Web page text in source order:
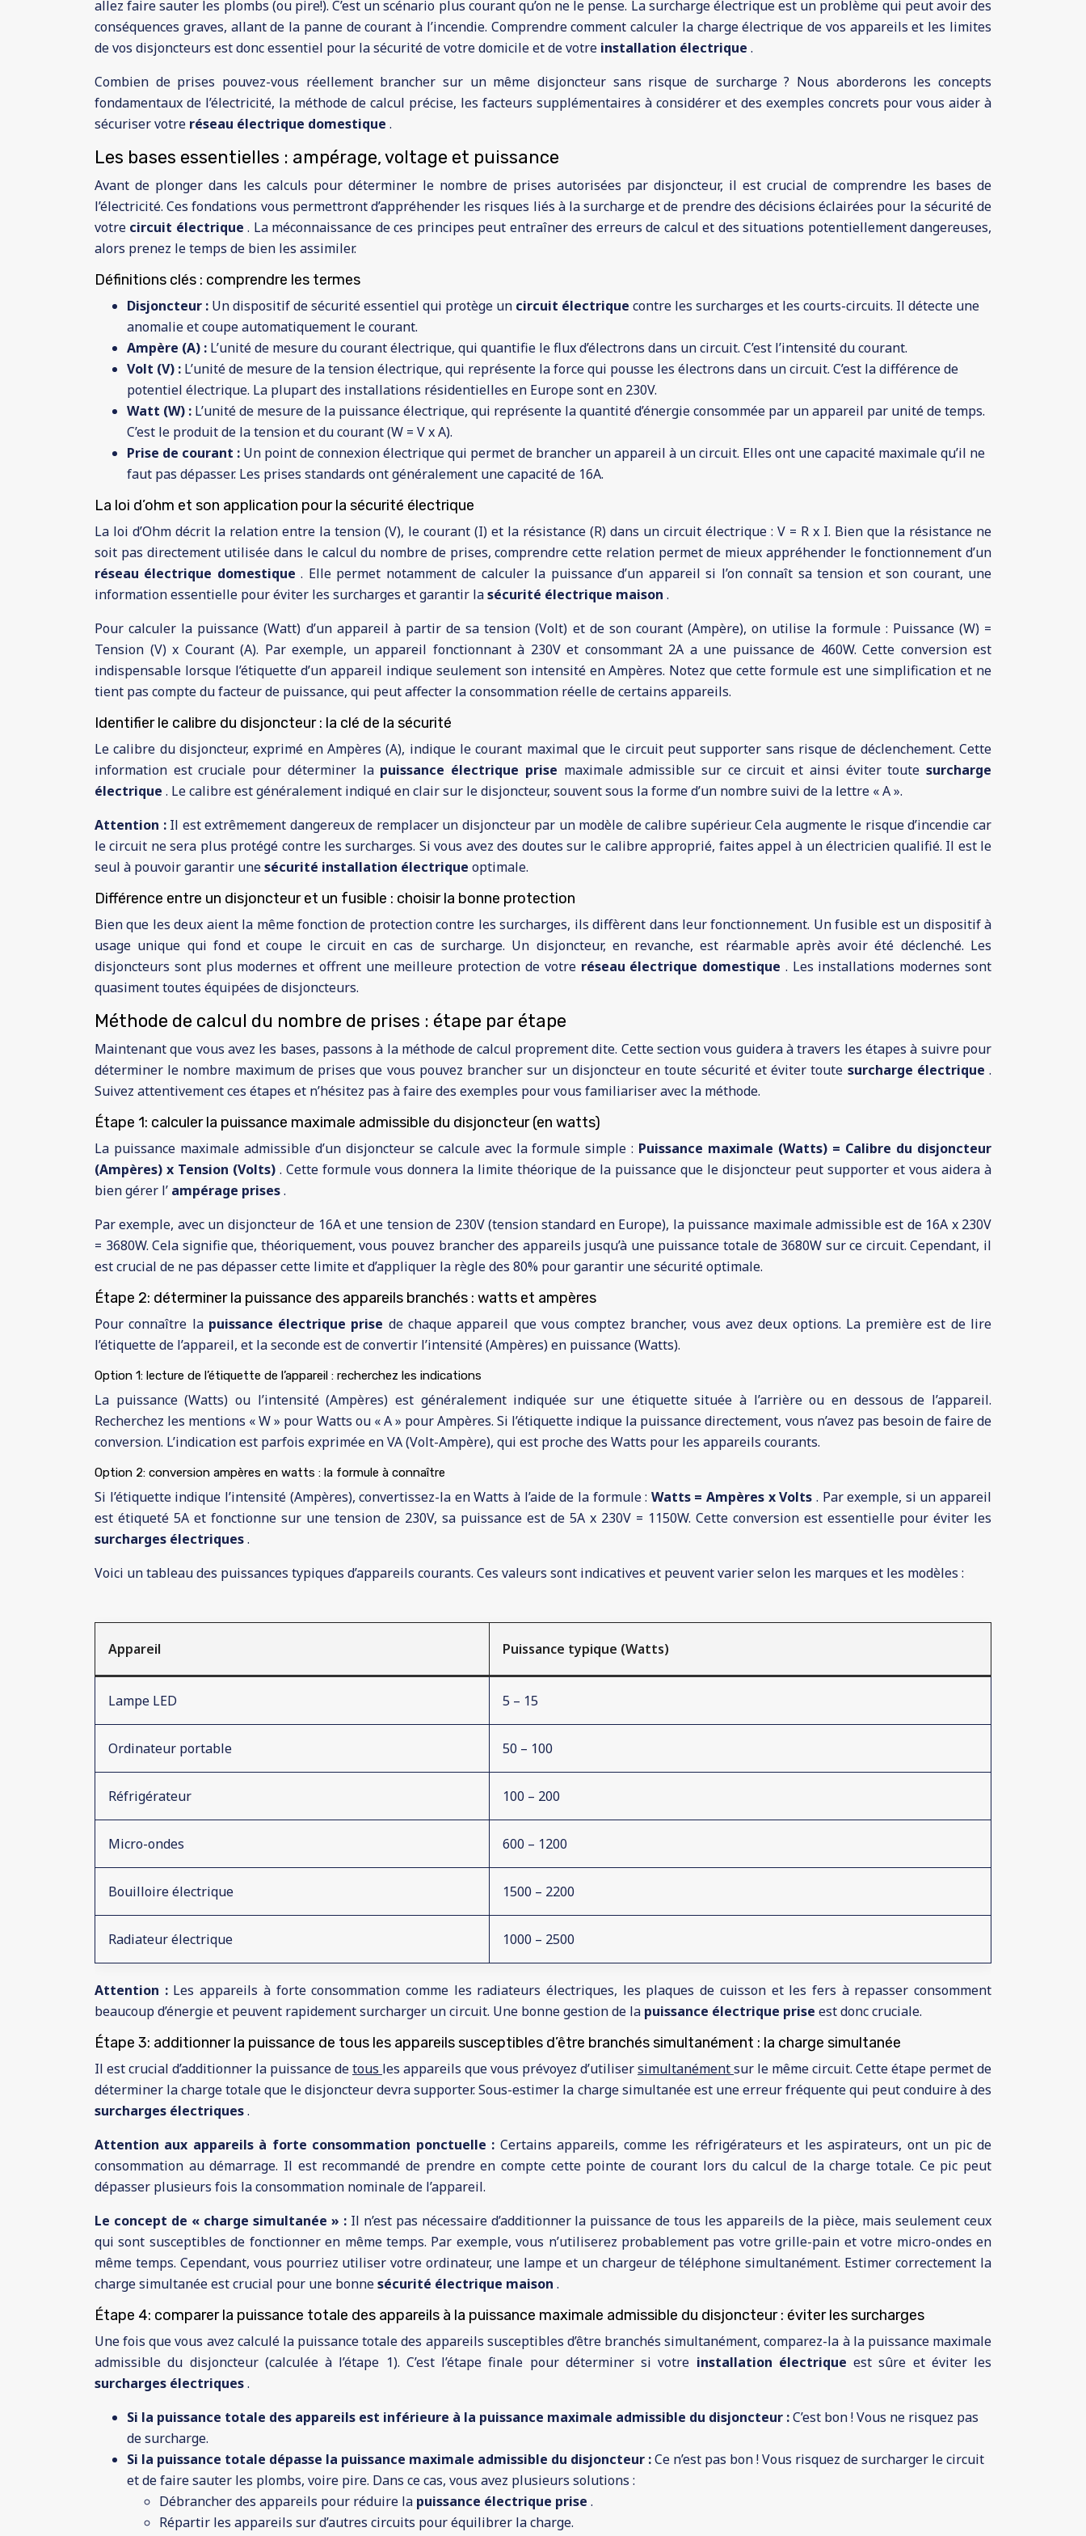
allez faire sauter les plombs (ou pire!). C’est un scénario plus courant qu’on ne le pense. La surcharge électrique est un problème qui peut avoir des
conséquences graves, allant de la panne de courant à l’incendie. Comprendre comment calculer la charge électrique de vos appareils et les limites
de vos disjoncteurs est donc essentiel pour la sécurité de votre domicile et de votre installation électrique .
Combien de prises pouvez-vous réellement brancher sur un même disjoncteur sans risque de surcharge ? Nous aborderons les concepts
fondamentaux de l’électricité, la méthode de calcul précise, les facteurs supplémentaires à considérer et des exemples concrets pour vous aider à
sécuriser votre réseau électrique domestique .
Les bases essentielles : ampérage, voltage et puissance
Avant de plonger dans les calculs pour déterminer le nombre de prises autorisées par disjoncteur, il est crucial de comprendre les bases de
l’électricité. Ces fondations vous permettront d’appréhender les risques liés à la surcharge et de prendre des décisions éclairées pour la sécurité de
votre circuit électrique. La méconnaissance de ces principes peut entraîner des erreurs de calcul et des situations potentiellement dangereuses,
alors prenez le temps de bien les assimiler.
Définitions clés : comprendre les termes
Disjoncteur : Un dispositif de sécurité essentiel qui protège un circuit électrique contre les surcharges et les courts-circuits. Il détecte une
anomalie et coupe automatiquement le courant.
Ampère (A) : L’unité de mesure du courant électrique, qui quantifie le flux d’électrons dans un circuit. C’est l’intensité du courant.
Volt (V) : L’unité de mesure de la tension électrique, qui représente la force qui pousse les électrons dans un circuit. C’est la différence de
potentiel électrique. La plupart des installations résidentielles en Europe sont en 230V.
Watt (W) : L’unité de mesure de la puissance électrique, qui représente la quantité d’énergie consommée par un appareil par unité de temps.
C’est le produit de la tension et du courant (W = V x A).
Prise de courant : Un point de connexion électrique qui permet de brancher un appareil à un circuit. Elles ont une capacité maximale qu’il ne
faut pas dépasser. Les prises standards ont généralement une capacité de 16A.
La loi d’ohm et son application pour la sécurité électrique
La loi d’Ohm décrit la relation entre la tension (V), le courant (I) et la résistance (R) dans un circuit électrique : V = R x I. Bien que la résistance ne
soit pas directement utilisée dans le calcul du nombre de prises, comprendre cette relation permet de mieux appréhender le fonctionnement d’un
réseau électrique domestique. Elle permet notamment de calculer la puissance d’un appareil si l’on connaît sa tension et son courant, une
information essentielle pour éviter les surcharges et garantir lasécurité électrique maison .
Pour calculer la puissance (Watt) d’un appareil à partir de sa tension (Volt) et de son courant (Ampère), on utilise la formule : Puissance (W) =
Tension (V) x Courant (A). Par exemple, un appareil fonctionnant à 230V et consommant 2A a une puissance de 460W. Cette conversion est
indispensable lorsque l’étiquette d’un appareil indique seulement son intensité en Ampères. Notez que cette formule est une simplification et ne
tient pas compte du facteur de puissance, qui peut affecter la consommation réelle de certains appareils.
Identifier le calibre du disjoncteur : la clé de la sécurité
Le calibre du disjoncteur, exprimé en Ampères (A), indique le courant maximal que le circuit peut supporter sans risque de déclenchement. Cette
information est cruciale pour déterminer la puissance électrique prise maximale admissible sur ce circuit et ainsi éviter toutesurcharge
électrique . Le calibre est généralement indiqué en clair sur le disjoncteur, souvent sous la forme d’un nombre suivi de la lettre « A ».
Attention : Il est extrêmement dangereux de remplacer un disjoncteur par un modèle de calibre supérieur. Cela augmente le risque d’incendie car
le circuit ne sera plus protégé contre les surcharges. Si vous avez des doutes sur le calibre approprié, faites appel à un électricien qualifié. Il est le
seul à pouvoir garantir unesécurité installation électrique optimale.
Différence entre un disjoncteur et un fusible : choisir la bonne protection
Bien que les deux aient la même fonction de protection contre les surcharges, ils diffèrent dans leur fonctionnement. Un fusible est un dispositif à
usage unique qui fond et coupe le circuit en cas de surcharge. Un disjoncteur, en revanche, est réarmable après avoir été déclenché. Les
disjoncteurs sont plus modernes et offrent une meilleure protection de votre réseau électrique domestique . Les installations modernes sont
quasiment toutes équipées de disjoncteurs.
Méthode de calcul du nombre de prises : étape par étape
Maintenant que vous avez les bases, passons à la méthode de calcul proprement dite. Cette section vous guidera à travers les étapes à suivre pour
déterminer le nombre maximum de prises que vous pouvez brancher sur un disjoncteur en toute sécurité et éviter toute surcharge électrique.
Suivez attentivement ces étapes et n’hésitez pas à faire des exemples pour vous familiariser avec la méthode.
Étape 1: calculer la puissance maximale admissible du disjoncteur (en watts)
La puissance maximale admissible d’un disjoncteur se calcule avec la formule simple : Puissance maximale (Watts) = Calibre du disjoncteur
(Ampères) x Tension (Volts) . Cette formule vous donnera la limite théorique de la puissance que le disjoncteur peut supporter et vous aidera à
bien gérer l’ ampérage prises.
Par exemple, avec un disjoncteur de 16A et une tension de 230V (tension standard en Europe), la puissance maximale admissible est de 16A x 230V
= 3680W. Cela signifie que, théoriquement, vous pouvez brancher des appareils jusqu’à une puissance totale de 3680W sur ce circuit. Cependant, il
est crucial de ne pas dépasser cette limite et d’appliquer la règle des 80% pour garantir une sécurité optimale.
Étape 2: déterminer la puissance des appareils branchés : watts et ampères
Pour connaître la puissance électrique prise de chaque appareil que vous comptez brancher, vous avez deux options. La première est de lire
l’étiquette de l’appareil, et la seconde est de convertir l’intensité (Ampères) en puissance (Watts).
Option 1: lecture de l’étiquette de l’appareil : recherchez les indications
La puissance (Watts) ou l’intensité (Ampères) est généralement indiquée sur une étiquette située à l’arrière ou en dessous de l’appareil.
Recherchez les mentions « W » pour Watts ou « A » pour Ampères. Si l’étiquette indique la puissance directement, vous n’avez pas besoin de faire de
conversion. L’indication est parfois exprimée en VA (Volt-Ampère), qui est proche des Watts pour les appareils courants.
Option 2: conversion ampères en watts : la formule à connaître
Si l’étiquette indique l’intensité (Ampères), convertissez-la en Watts à l’aide de la formule : Watts = Ampères x Volts . Par exemple, si un appareil
est étiqueté 5A et fonctionne sur une tension de 230V, sa puissance est de 5A x 230V = 1150W. Cette conversion est essentielle pour éviter les
surcharges électriques.
Voici un tableau des puissances typiques d’appareils courants. Ces valeurs sont indicatives et peuvent varier selon les marques et les modèles :
Appareil Puissance typique (Watts)
Lampe LED 5 – 15
Ordinateur portable 50 – 100
Réfrigérateur 100 – 200
Micro-ondes 600 – 1200
Bouilloire électrique 1500 – 2200
Radiateur électrique 1000 – 2500
Attention : Les appareils à forte consommation comme les radiateurs électriques, les plaques de cuisson et les fers à repasser consomment
beaucoup d’énergie et peuvent rapidement surcharger un circuit. Une bonne gestion de la puissance électrique prise est donc cruciale.
Étape 3: additionner la puissance de tous les appareils susceptibles d’être branchés simultanément : la charge simultanée
Il est crucial d’additionner la puissance detous les appareils que vous prévoyez d’utilisersimultanémentsur le même circuit. Cette étape permet de
déterminer la charge totale que le disjoncteur devra supporter. Sous-estimer la charge simultanée est une erreur fréquente qui peut conduire à des
surcharges électriques.
Attention aux appareils à forte consommation ponctuelle : Certains appareils, comme les réfrigérateurs et les aspirateurs, ont un pic de
consommation au démarrage. Il est recommandé de prendre en compte cette pointe de courant lors du calcul de la charge totale. Ce pic peut
dépasser plusieurs fois la consommation nominale de l’appareil.
Le concept de « charge simultanée » : Il n’est pas nécessaire d’additionner la puissance de tous les appareils de la pièce, mais seulement ceux
qui sont susceptibles de fonctionner en même temps. Par exemple, vous n’utiliserez probablement pas votre grille-pain et votre micro-ondes en
même temps. Cependant, vous pourriez utiliser votre ordinateur, une lampe et un chargeur de téléphone simultanément. Estimer correctement la
charge simultanée est crucial pour une bonnesécurité électrique maison .
Étape 4: comparer la puissance totale des appareils à la puissance maximale admissible du disjoncteur : éviter les surcharges
Une fois que vous avez calculé la puissance totale des appareils susceptibles d’être branchés simultanément, comparez-la à la puissance maximale
admissible du disjoncteur (calculée à l’étape 1). C’est l’étape finale pour déterminer si votre installation électrique est sûre et éviter les
surcharges électriques.
Si la puissance totale des appareils est inférieure à la puissance maximale admissible du disjoncteur :C’est bon ! Vous ne risquez pas
de surcharge.
Si la puissance totale dépasse la puissance maximale admissible du disjoncteur :Ce n’est pas bon ! Vous risquez de surcharger le circuit
et de faire sauter les plombs, voire pire. Dans ce cas, vous avez plusieurs solutions :
Débrancher des appareils pour réduire la puissance électrique prise .
Répartir les appareils sur d’autres circuits pour équilibrer la charge.